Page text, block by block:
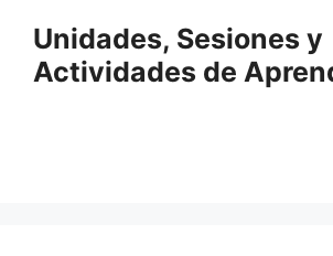
contenido
Unidades, Sesiones y
Actividades de